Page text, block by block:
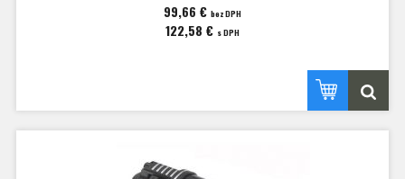
99,66 € bez DPH
122,58 € s DPH